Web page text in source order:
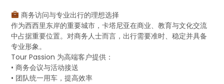
商务访问与专业出行的理想选择
作为西西里东岸的重要城市，卡塔尼亚在商业、教育与文化交流
中占据重要位置。对商务人士而言，出行需要准时、稳定并具备
专业形象。
Tour Passion 为高端客户提供：
• 商务会议与活动接送
• 团队统一用车，提高效率